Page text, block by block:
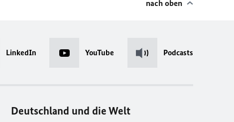
nach oben
LinkedIn YouTube Podcasts
Deutschland und die Welt